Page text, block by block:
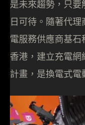
是未來趨勢，只
日可待。隨著代
電服務供應商基
香港，建立充電
計畫，是換電式電